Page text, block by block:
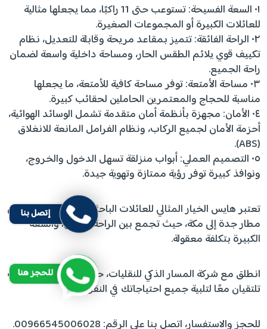
١• السعة الفسيحة: تستوعب حتى 11 راكبًا، مما يجعلها مثالية
للعائلات الكبيرة أو المجموعات الصغيرة.
٢• الراحة الفائقة: تتميز بمقاعد مريحة وقابلة للتعديل، نظام
تكييف قوي يلائم الطقس الحار، ومساحة داخلية واسعة لضمان
راحة الجميع.
٣• مساحة الأمتعة: توفر مساحة كافية للأمتعة، ما يجعلها
مناسبة للحجاج والمعتمرين الحاملين لحقائب كبيرة.
٤• الأمان: مجهزة بأنظمة أمان متقدمة تشمل الوسائد الهوائية،
أحزمة الأمان لجميع الركاب، ونظام الفرامل المانعة للانغلاق
(ABS).
٥• التصميم العملي: أبواب منزلقة تسهل الدخول والخروج،
ونوافذ كبيرة توفر رؤية ممتازة وتهوية جيدة.
تعتبر هايس الخيار المثالي للعائلات الباحثة عن توصيل عائلي من
مطار جدة إلى مكة، حيث تجمع بين الراحة، الأمان، والسعة
الكبيرة بتكلفة معقولة.
انطلق مع شركة المسار الذكي للنقليات، حيث الجودة والموثوقية
تلتقيان معًا لتلبية جميع احتياجاتك في النقل.
للحجز والاستفسار، اتصل بنا على الرقم: 00966545006028.
إتصل بنا
للحجز هنا